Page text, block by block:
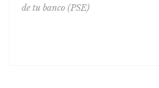
de tu banco (PSE)